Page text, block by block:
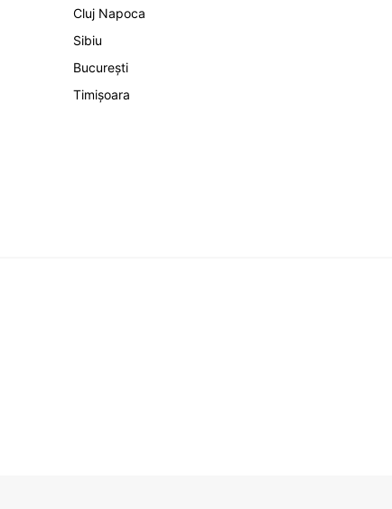
Cluj Napoca
Sibiu
București
Timișoara